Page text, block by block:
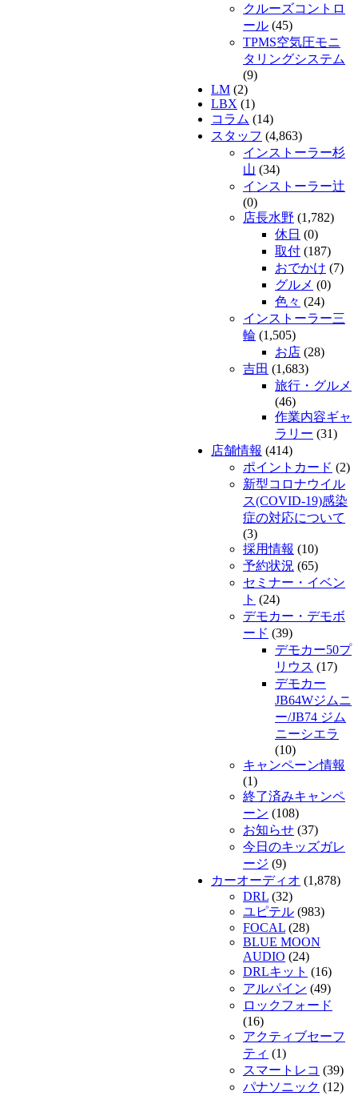
クルーズコントロ
ール (45)
TPMS空気圧モニ
タリングシステム
(9)
LM (2)
LBX (1)
コラム (14)
スタッフ (4,863)
インストーラー杉
山 (34)
インストーラー辻
(0)
店長水野 (1,782)
休日 (0)
取付 (187)
おでかけ (7)
グルメ (0)
色々 (24)
インストーラー三
輪 (1,505)
お店 (28)
吉田 (1,683)
旅行・グルメ
(46)
作業内容ギャ
ラリー (31)
店舗情報 (414)
ポイントカード (2)
新型コロナウイル
ス(COVID-19)感染
症の対応について
(3)
採用情報 (10)
予約状況 (65)
セミナー・イベン
ト (24)
デモカー・デモボ
ード (39)
デモカー50プ
リウス (17)
デモカー
JB64Wジムニ
ー/JB74 ジム
ニーシエラ
(10)
キャンペーン情報
(1)
終了済みキャンペ
ーン (108)
お知らせ (37)
今日のキッズガレ
ージ (9)
カーオーディオ (1,878)
DRL (32)
ユピテル (983)
FOCAL (28)
BLUE MOON
AUDIO (24)
DRLキット (16)
アルパイン (49)
ロックフォード
(16)
アクティブセーフ
ティ (1)
スマートレコ (39)
パナソニック (12)